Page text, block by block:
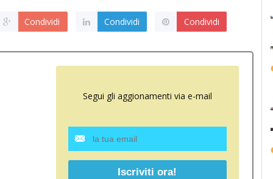
Condividi Condividi Condividi
Segui gli aggionamenti via e-mail